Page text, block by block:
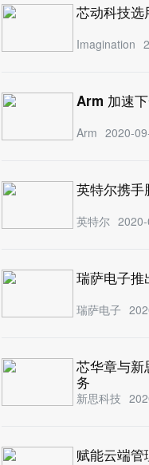
芯动科技
Imagination
Arm 加速下
Arm 2020-
英特尔携手
英特尔
瑞萨电子推
瑞萨电子
芯华章与
务
新思科技